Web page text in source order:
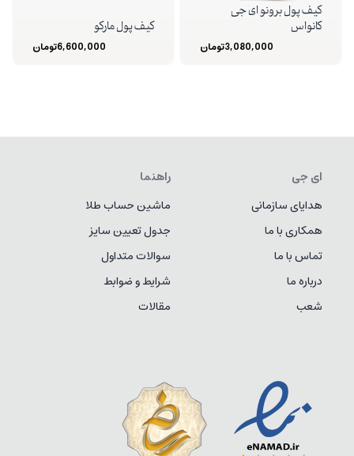
کیف پول برونو ای جی
کانواس
3,080,000تومان
کیف پول مارکو
6,600,000تومان
ای جی
هدایای سازمانی
همکاری با ما
تماس با ما
درباره ما
شعب
راهنما
ماشین حساب طلا
جدول تعیین سایز
سوالات متداول
شرایط و ضوابط
مقالات